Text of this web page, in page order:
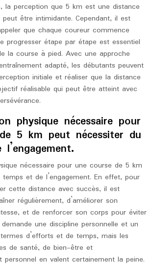
la perception que 5 km est une distance
être intimidante. Cependant, il est
que chaque coureur commence
progresser étape par étape est essentiel
la course à pied. Avec une approche
adapté, les débutants peuvent
initiale et réaliser que la distance
réalisable qui peut être atteint avec
physique nécessaire pour
5 km peut nécessiter du
nécessaire pour une course de 5 km
et de l’engagement. En effet, pour
cette distance avec succès, il est
régulièrement, d’améliorer son
et de renforcer son corps pour éviter
une discipline personnelle et un
d’efforts et de temps, mais les
de santé, de bien-être et
personnel en valent certainement la peine.